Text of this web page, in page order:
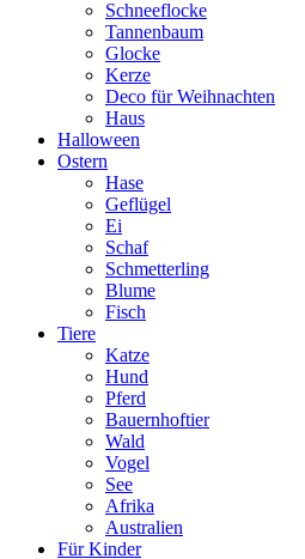
Schneeflocke
Tannenbaum
Glocke
Kerze
Deco für Weihnachten
Haus
Halloween
Ostern
Hase
Geflügel
Ei
Schaf
Schmetterling
Blume
Fisch
Tiere
Katze
Hund
Pferd
Bauernhoftier
Wald
Vogel
See
Afrika
Australien
Für Kinder